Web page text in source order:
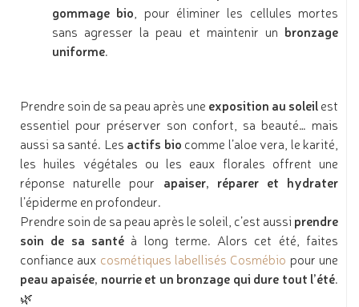
gommage bio , pour éliminer les cellules mortes
sans agresser la peau et maintenir un bronzage
uniforme.
Prendre soin de sa peau après une exposition au soleilest
essentiel pour préserver son confort, sa beauté… mais
aussi sa santé. Les actifs bio comme l’aloe vera, le karité,
les huiles végétales ou les eaux florales offrent une
réponse naturelle pour apaiser, réparer et hydrater
l’épiderme en profondeur.
Prendre soin de sa peau après le soleil, c’est aussi prendre
soin de sa santéà long terme. Alors cet été, faites
confiance aux cosmétiques labellisés Cosmébio pour une
peau apaisée, nourrie et un bronzage qui dure tout l’été.
🌿